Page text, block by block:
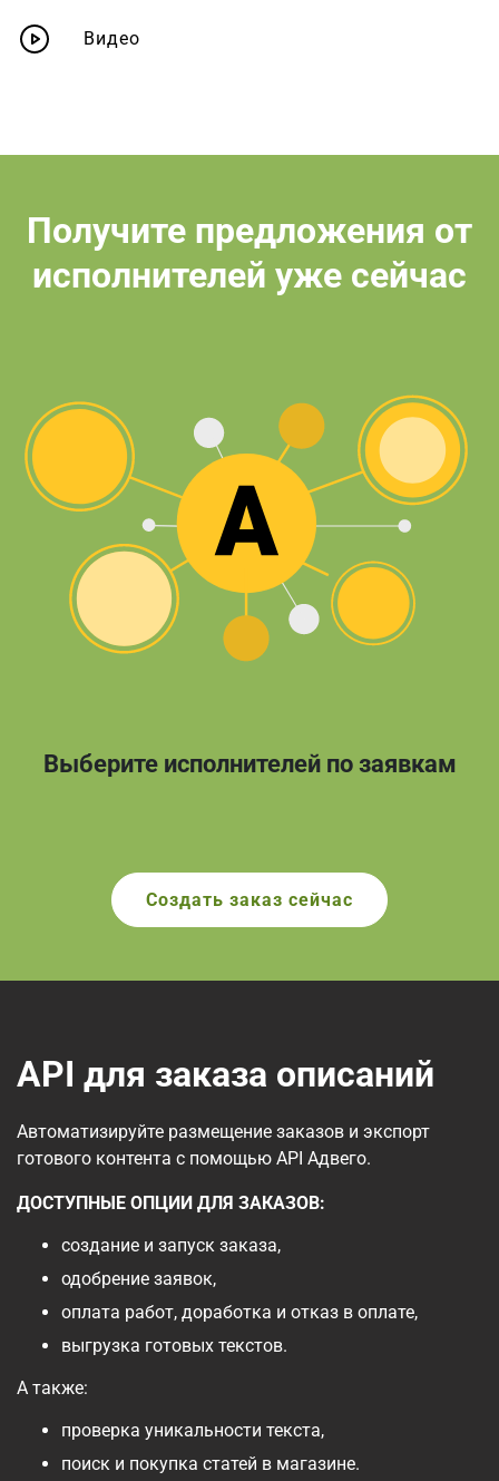
Видео
Получите предложения от
исполнителей уже сейчас
Выберите исполнителей по заявкам
Создать заказ сейчас
API для заказа описаний
Автоматизируйте размещение заказов и экспорт
готового контента с помощью API Адвего.
ДОСТУПНЫЕ ОПЦИИ ДЛЯ ЗАКАЗОВ:
создание и запуск заказа,
одобрение заявок,
оплата работ, доработка и отказ в оплате,
выгрузка готовых текстов.
А также:
проверка уникальности текста,
поиск и покупка статей в магазине.